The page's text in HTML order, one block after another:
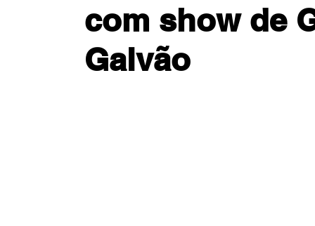
com show de
Galvão